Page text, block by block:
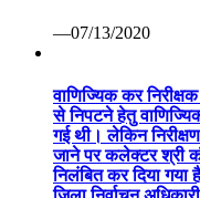
—07/13/2020
वाणिज्यिक कर
से निपटने हेतु
गई थी। लेकिन
जाने पर कलेक्टर श्री
निलंबित कर दिया